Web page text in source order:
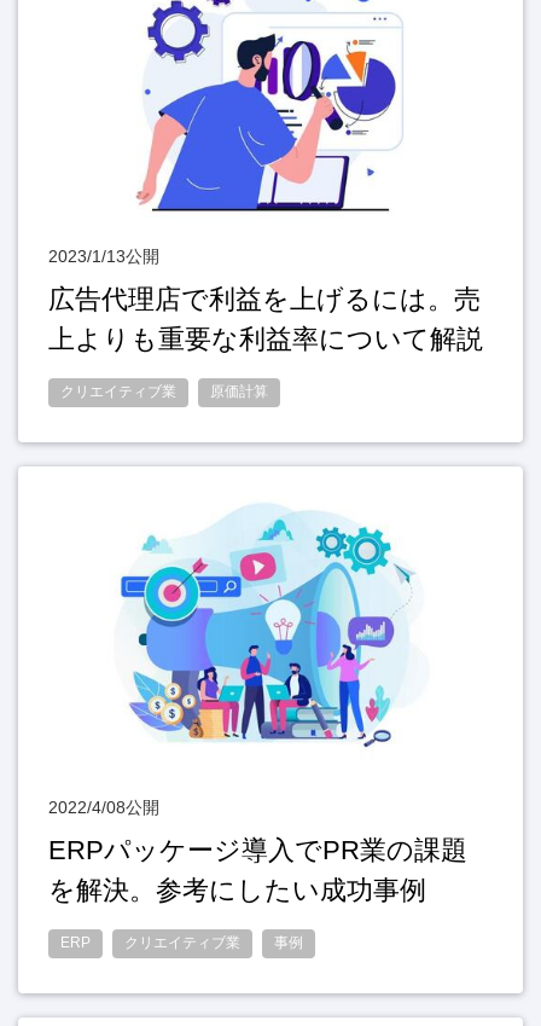
2023/1/13公開
広告代理店で利益を上げるには。売
上よりも重要な利益率について解説
クリエイティブ業 原価計算
2022/4/08公開
ERPパッケージ導入でPR業の課題
を解決。参考にしたい成功事例
ERP クリエイティブ業 事例